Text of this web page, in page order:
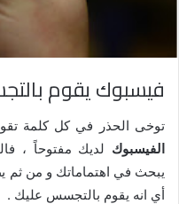
فيسبوك يقوم
توخى الحذر في كل كلمة
الفيسبوك لديك مفتوحاً ،
يبحث في اهتماماتك و من ثم
أي انه يقوم بالتجسس عليك .